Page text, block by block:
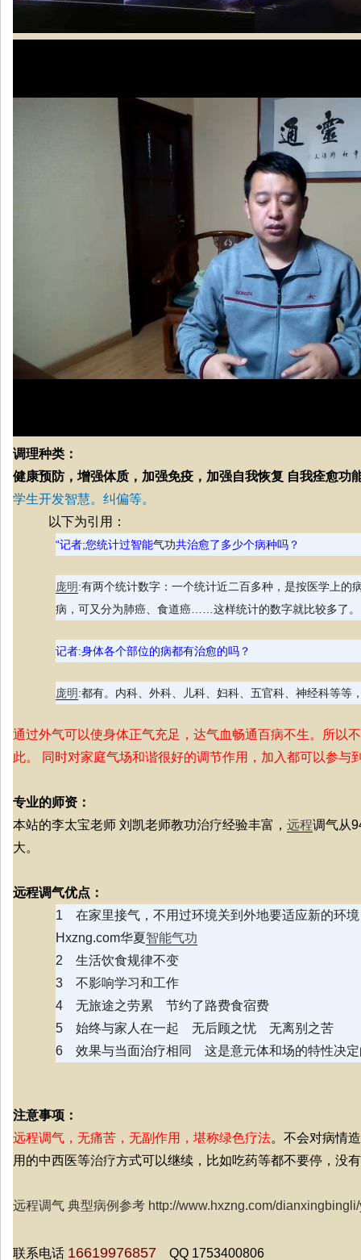
调理种类：
健康预防，增强体质，加强免疫，加强自我恢复 自我痊愈功
学生开发智慧。 纠偏等。
以下为引用：
“记者;您统计过智能气功共治愈了多少个病种吗？
庞明:有两个统计数字：一个统计近二百多种，是按医学上
病，可又分为肺癌、食道癌……这样统计的数字就比较多了。
记者:身体各个部位的病都有治愈的吗？
庞明:都有。内科、外科、儿科、妇科、五官科、神经科等等
通过外气可以使身体正气充足，达气血畅通百病不生。所以
此。 同时对家庭气场和谐很好的调节作用，加入都可以参与
专业的师资：
本站的李太宝老师 刘凯老师教功治疗经验丰富， 远程调气从
大。
远程调气优点：
1 在家里接气，不用过环境关到外地要适应新的环境
Hxzng.com华夏智能气功
2 生活饮食规律不变
3 不影响学习和工作
4 无旅途之劳累 节约了路费食宿费
5 始终与家人在一起 无后顾之忧 无离别之苦
6 效果与当面治疗相同 这是意元体和场的特性决
注意事项：
远程调气，无痛苦，无副作用，堪称绿色疗法。不会对病情
用的中西医等治疗方式可以继续，比如吃药等都不要停，没
远程调气 典型病例参考 http://www.hxzng.com/
联系电话 16619976857 QQ 1753400806